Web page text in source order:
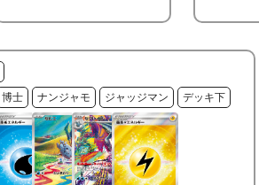
博士 ナンジャモ ジャッジマン デッキ下